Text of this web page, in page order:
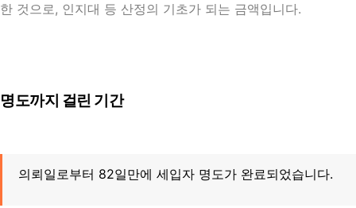
한 것으로, 인지대 등 산정의 기초가 되는 금액입니다.
명도까지 걸린 기간
의뢰일로부터 82일만에 세입자 명도가 완료되었습니다.